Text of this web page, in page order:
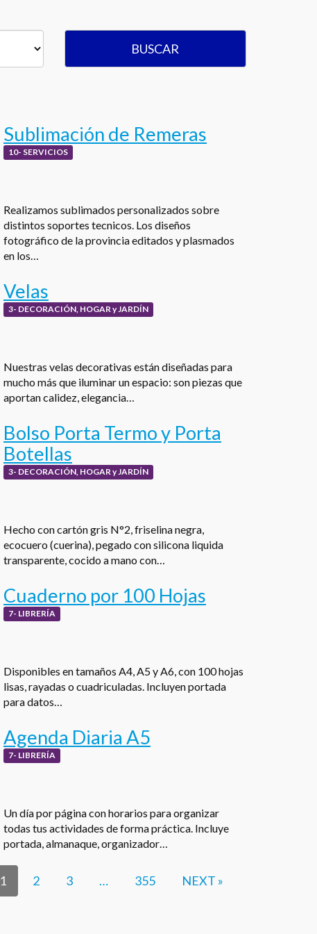
BUSCAR
Sublimación de Remeras
10- SERVICIOS
Realizamos sublimados personalizados sobre
distintos soportes tecnicos. Los diseños
fotográfico de la provincia editados y plasmados
en los…
Velas
3- DECORACIÓN, HOGAR y JARDÍN
Nuestras velas decorativas están diseñadas para
mucho más que iluminar un espacio: son piezas que
aportan calidez, elegancia…
Bolso Porta Termo y Porta
Botellas
3- DECORACIÓN, HOGAR y JARDÍN
Hecho con cartón gris N°2, friselina negra,
ecocuero (cuerina), pegado con silicona liquida
transparente, cocido a mano con…
Cuaderno por 100 Hojas
7- LIBRERÍA
Disponibles en tamaños A4, A5 y A6, con 100 hojas
lisas, rayadas o cuadriculadas. Incluyen portada
para datos…
Agenda Diaria A5
7- LIBRERÍA
Un día por página con horarios para organizar
todas tus actividades de forma práctica. Incluye
portada, almanaque, organizador…
1 2 3 … 355 NEXT »